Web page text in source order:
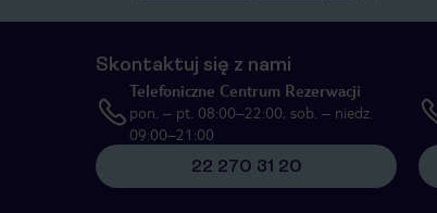
Skontaktuj się z nami
Telefoniczne Centrum Rezerwacji
pon. – pt. 08:00–22:00, sob. – niedz.
09:00–21:00
22 270 31 20